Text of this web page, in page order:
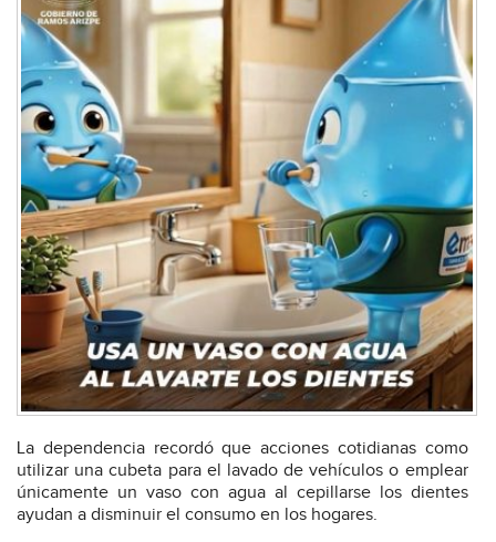
La dependencia recordó que acciones cotidianas como
utilizar una cubeta para el lavado de vehículos o emplear
únicamente un vaso con agua al cepillarse los dientes
ayudan a disminuir el consumo en los hogares.